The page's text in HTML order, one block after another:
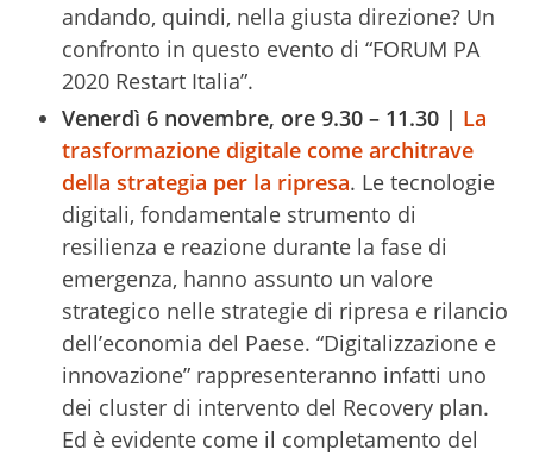
andando, quindi, nella giusta direzione? Un
confronto in questo evento di “FORUM PA
2020 Restart Italia”.
Venerdì 6 novembre, ore 9.30 – 11.30 | La
trasformazione digitale come architrave
della strategia per la ripresa. Le tecnologie
digitali, fondamentale strumento di
resilienza e reazione durante la fase di
emergenza, hanno assunto un valore
strategico nelle strategie di ripresa e rilancio
dell’economia del Paese. “Digitalizzazione e
innovazione” rappresenteranno infatti uno
dei cluster di intervento del Recovery plan.
Ed è evidente come il completamento del